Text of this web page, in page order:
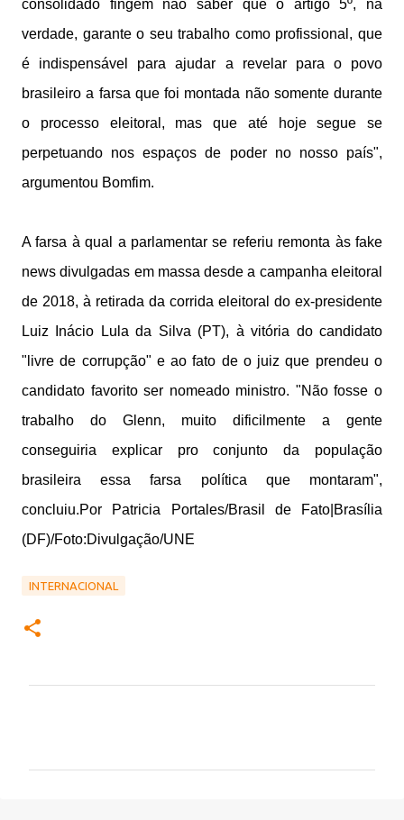
consolidado fingem não saber que o artigo 5º, na
verdade, garante o seu trabalho como profissional, que
é indispensável para ajudar a revelar para o povo
brasileiro a farsa que foi montada não somente durante
o processo eleitoral, mas que até hoje segue se
perpetuando nos espaços de poder no nosso país",
argumentou Bomfim.
A farsa à qual a parlamentar se referiu remonta às fake
news divulgadas em massa desde a campanha eleitoral
de 2018, à retirada da corrida eleitoral do ex-presidente
Luiz Inácio Lula da Silva (PT), à vitória do candidato
"livre de corrupção" e ao fato de o juiz que prendeu o
candidato favorito ser nomeado ministro. "Não fosse o
trabalho do Glenn, muito dificilmente a gente
conseguiria explicar pro conjunto da população
brasileira essa farsa política que montaram",
concluiu.Por Patricia Portales/Brasil de Fato|Brasília
(DF)/Foto:Divulgação/UNE
INTERNACIONAL